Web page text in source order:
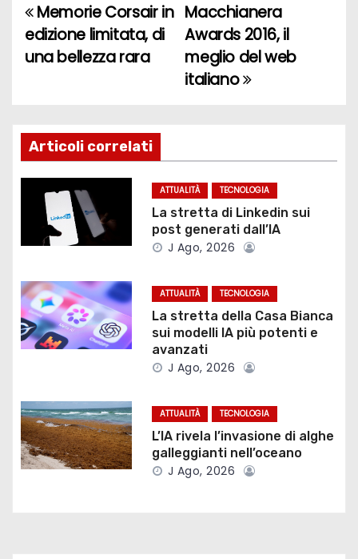
N
a
g
a
i
o
n
e
r
t
Macchianera
Awards 2016, il
meglio del web
italiano
Memorie Corsair in
edizione limitata, di
una bellezza rara
Articoli correlati
ATTUALITÀ TECNOLOGIA
La stretta di Linkedin sui
post generati dall’IA
J Ago, 2026
ATTUALITÀ TECNOLOGIA
La stretta della Casa Bianca
sui modelli IA più potenti e
avanzati
J Ago, 2026
ATTUALITÀ TECNOLOGIA
L’IA rivela l’invasione di alghe
galleggianti nell’oceano
J Ago, 2026